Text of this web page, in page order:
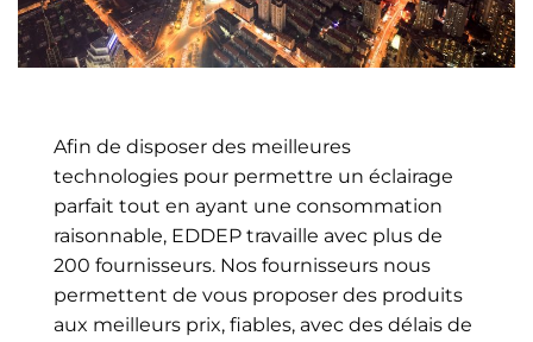
Afin de disposer des meilleures
technologies pour permettre un éclairage
parfait tout en ayant une consommation
raisonnable, EDDEP travaille avec plus de
200 fournisseurs. Nos fournisseurs nous
permettent de vous proposer des produits
aux meilleurs prix, fiables, avec des délais de